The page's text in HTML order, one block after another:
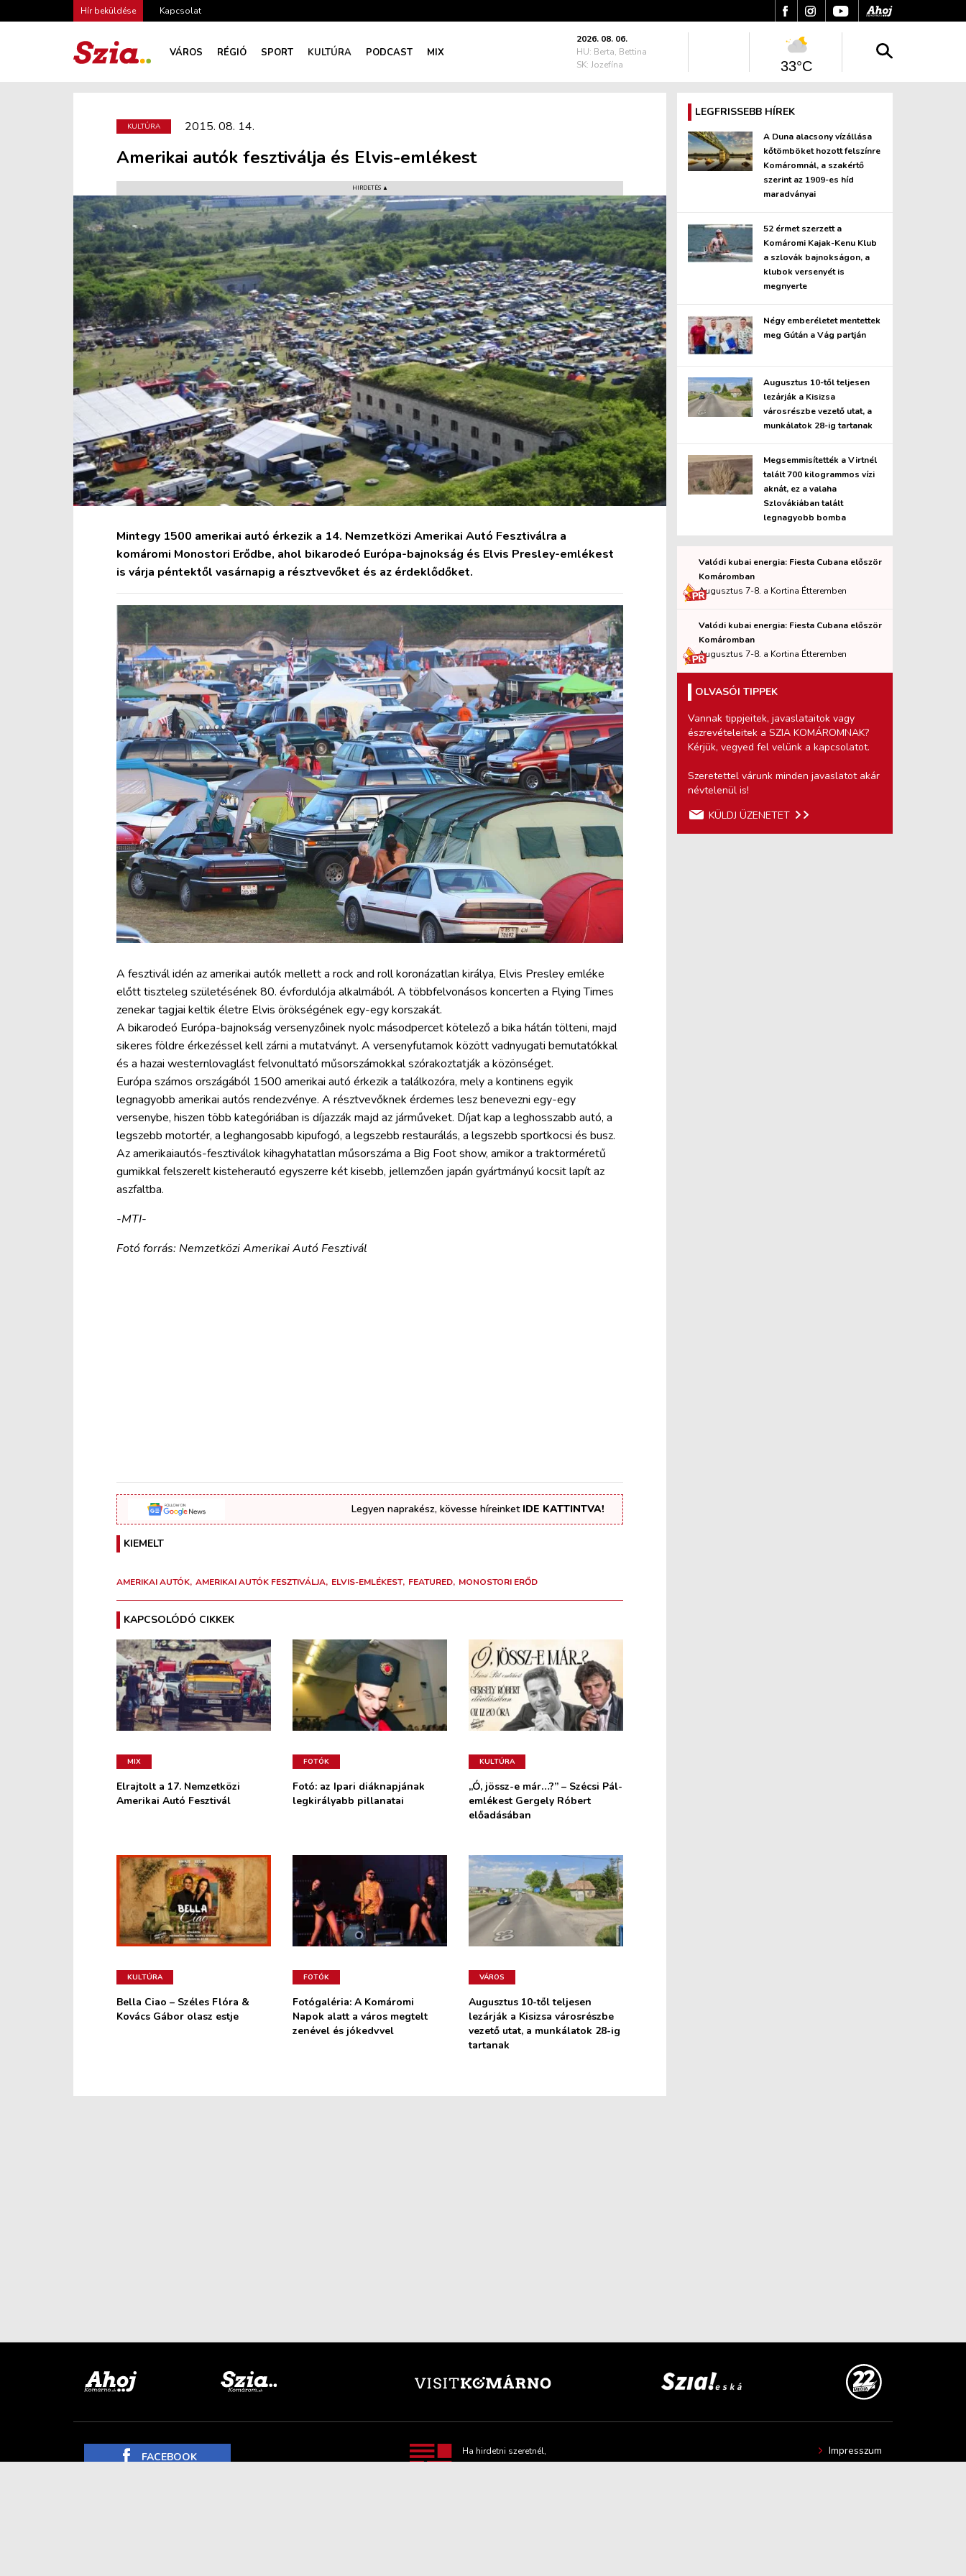
Hír beküldése Kapcsolat
VÁROS RÉGIÓ SPORT KULTÚRA PODCAST MIX
2026. 08. 06.
HU: Berta, Bettina
SK: Jozefína
33°C
KULTÚRA 2015. 08. 14.
Amerikai autók fesztiválja és Elvis-emlékest
HIRDETÉS ▲
Mintegy 1500 amerikai autó érkezik a 14. Nemzetközi Amerikai Autó Fesztiválra a
komáromi Monostori Erődbe, ahol bikarodeó Európa-bajnokság és Elvis Presley-emlékest
is várja péntektől vasárnapig a résztvevőket és az érdeklődőket.
A fesztivál idén az amerikai autók mellett a rock and roll koronázatlan királya, Elvis Presley emléke
előtt tiszteleg születésének 80. évfordulója alkalmából. A többfelvonásos koncerten a Flying Times
zenekar tagjai keltik életre Elvis örökségének egy-egy korszakát.
A bikarodeó Európa-bajnokság versenyzőinek nyolc másodpercet kötelező a bika hátán tölteni, majd
sikeres földre érkezéssel kell zárni a mutatványt. A versenyfutamok között vadnyugati bemutatókkal
és a hazai westernlovaglást felvonultató műsorszámokkal szórakoztatják a közönséget.
Európa számos országából 1500 amerikai autó érkezik a találkozóra, mely a kontinens egyik
legnagyobb amerikai autós rendezvénye. A résztvevőknek érdemes lesz benevezni egy-egy
versenybe, hiszen több kategóriában is díjazzák majd az járműveket. Díjat kap a leghosszabb autó, a
legszebb motortér, a leghangosabb kipufogó, a legszebb restaurálás, a legszebb sportkocsi és busz.
Az amerikaiautós-fesztiválok kihagyhatatlan műsorszáma a Big Foot show, amikor a traktorméretű
gumikkal felszerelt kisteherautó egyszerre két kisebb, jellemzően japán gyártmányú kocsit lapít az
aszfaltba.
-MTI-
Fotó forrás: Nemzetközi Amerikai Autó Fesztivál
Legyen naprakész, kövesse híreinket IDE KATTINTVA!
KIEMELT
AMERIKAI AUTÓK AMERIKAI AUTÓK FESZTIVÁLJA ELVIS-EMLÉKEST FEATURED MONOSTORI ERŐD
KAPCSOLÓDÓ CIKKEK
MIX
Elrajtolt a 17. Nemzetközi
Amerikai Autó Fesztivál
FOTÓK
Fotó: az Ipari diáknapjának
legkirályabb pillanatai
KULTÚRA
„Ó, jössz-e már…?” – Szécsi Pál-
emlékest Gergely Róbert
előadásában
KULTÚRA
Bella Ciao – Széles Flóra &
Kovács Gábor olasz estje
FOTÓK
Fotógaléria: A Komáromi
Napok alatt a város megtelt
zenével és jókedvvel
VÁROS
Augusztus 10-től teljesen
lezárják a Kisizsa városrészbe
vezető utat, a munkálatok 28-ig
tartanak
LEGFRISSEBB HÍREK
A Duna alacsony vízállása
kőtömböket hozott felszínre
Komáromnál, a szakértő
szerint az 1909-es híd
maradványai
52 érmet szerzett a
Komáromi Kajak-Kenu Klub
a szlovák bajnokságon, a
klubok versenyét is
megnyerte
Négy emberéletet mentettek
meg Gútán a Vág partján
Augusztus 10-től teljesen
lezárják a Kisizsa
városrészbe vezető utat, a
munkálatok 28-ig tartanak
Megsemmisítették a Virtnél
talált 700 kilogrammos vízi
aknát, ez a valaha
Szlovákiában talált
legnagyobb bomba
Valódi kubai energia: Fiesta Cubana először
Komáromban
Augusztus 7-8. a Kortina Étteremben
Valódi kubai energia: Fiesta Cubana először
Komáromban
Augusztus 7-8. a Kortina Étteremben
OLVASÓI TIPPEK
Vannak tippjeitek, javaslataitok vagy
észrevételeitek a SZIA KOMÁROMNAK?
Kérjük, vegyed fel velünk a kapcsolatot.
Szeretettel várunk minden javaslatot akár
névtelenül is!
KÜLDJ ÜZENETET
FACEBOOK
Ha hirdetni szeretnél,
itt minden hasznos
Impresszum